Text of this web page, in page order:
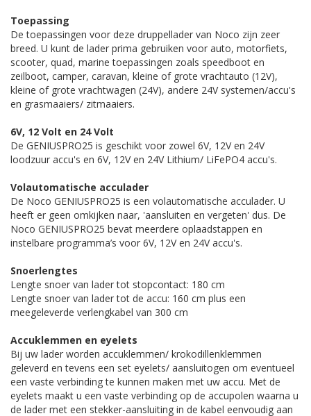
Toepassing
De toepassingen voor deze druppellader van Noco zijn zeer
breed. U kunt de lader prima gebruiken voor auto, motorfiets,
scooter, quad, marine toepassingen zoals speedboot en
zeilboot, camper, caravan, kleine of grote vrachtauto (12V),
kleine of grote vrachtwagen (24V), andere 24V systemen/accu's
en grasmaaiers/ zitmaaiers.
6V, 12 Volt en 24 Volt
De GENIUSPRO25 is geschikt voor zowel 6V, 12V en 24V
loodzuur accu's en 6V, 12V en 24V Lithium/ LiFePO4 accu's.
Volautomatische acculader
De Noco GENIUSPRO25 is een volautomatische acculader. U
heeft er geen omkijken naar, 'aansluiten en vergeten' dus. De
Noco GENIUSPRO25 bevat meerdere oplaadstappen en
instelbare programma’s voor 6V, 12V en 24V accu's.
Snoerlengtes
Lengte snoer van lader tot stopcontact: 180 cm
Lengte snoer van lader tot de accu: 160 cm plus een
meegeleverde verlengkabel van 300 cm
Accuklemmen en eyelets
Bij uw lader worden accuklemmen/ krokodillenklemmen
geleverd en tevens een set eyelets/ aansluitogen om eventueel
een vaste verbinding te kunnen maken met uw accu. Met de
eyelets maakt u een vaste verbinding op de accupolen waarna u
de lader met een stekker-aansluiting in de kabel eenvoudig aan